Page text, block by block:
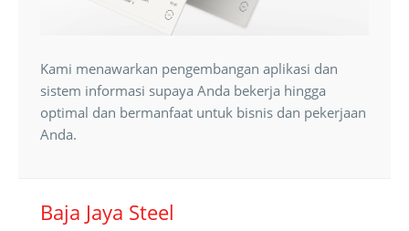
Kami menawarkan pengembangan aplikasi dan
sistem informasi supaya Anda bekerja hingga
optimal dan bermanfaat untuk bisnis dan pekerjaan
Anda.
Baja Jaya Steel